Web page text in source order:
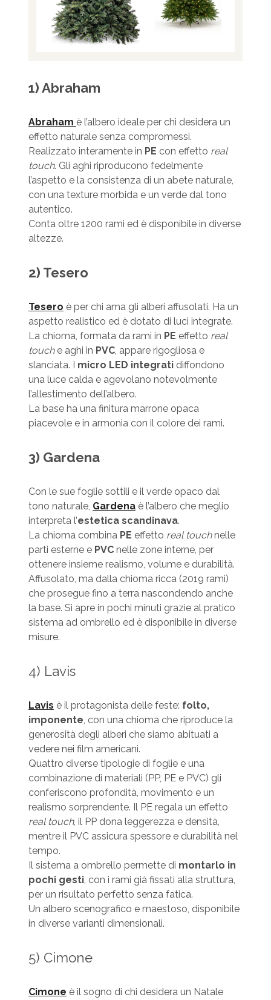
1) Abraham
Abraham è l’albero ideale per chi desidera un
effetto naturale senza compromessi.
Realizzato interamente in PE con effetto real
touch. Gli aghi riproducono fedelmente
l’aspetto e la consistenza di un abete naturale,
con una texture morbida e un verde dal tono
autentico.
Conta oltre 1200 rami ed è disponibile in diverse
altezze.
2) Tesero
Tesero è per chi ama gli alberi affusolati. Ha un
aspetto realistico ed è dotato di luci integrate.
La chioma, formata da rami in PE effetto real
touche aghi in PVC, appare rigogliosa e
slanciata. I micro LED integratidiffondono
una luce calda e agevolano notevolmente
l’allestimento dell’albero.
La base ha una finitura marrone opaca
piacevole e in armonia con il colore dei rami.
3) Gardena
Con le sue foglie sottili e il verde opaco dal
tono naturale, Gardenaè l’albero che meglio
interpreta l’estetica scandinava.
La chioma combina PE effetto real touchnelle
parti esterne e PVCnelle zone interne, per
ottenere insieme realismo, volume e durabilità.
Affusolato, ma dalla chioma ricca (2019 rami)
che prosegue fino a terra nascondendo anche
la base. Si apre in pochi minuti grazie al pratico
sistema ad ombrello ed è disponibile in diverse
misure.
4) Lavis
Lavis è il protagonista delle feste: folto,
imponente, con una chioma che riproduce la
generosità degli alberi che siamo abituati a
vedere nei film americani.
Quattro diverse tipologie di foglie e una
combinazione di materiali (PP, PE e PVC) gli
conferiscono profondità, movimento e un
realismo sorprendente. Il PE regala un effetto
real touch, il PP dona leggerezza e densità,
mentre il PVC assicura spessore e durabilità nel
tempo.
Il sistema a ombrello permette di montarlo in
pochi gesti, con i rami già fissati alla struttura,
per un risultato perfetto senza fatica.
Un albero scenografico e maestoso, disponibile
in diverse varianti dimensionali.
5) Cimone
Cimone è il sogno di chi desidera un Natale